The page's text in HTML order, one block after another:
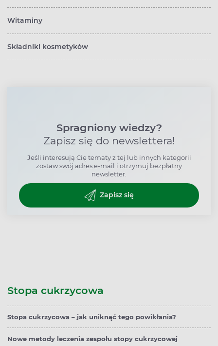
Witaminy
Składniki kosmetyków
Spragniony wiedzy?
Zapisz się do newslettera!
Jeśli interesują Cię tematy z tej lub innych kategorii
zostaw swój adres e-mail i otrzymuj bezpłatny
newsletter.
Zapisz się
Stopa cukrzycowa
Stopa cukrzycowa – jak uniknąć tego powikłania?
Nowe metody leczenia zespołu stopy cukrzycowej